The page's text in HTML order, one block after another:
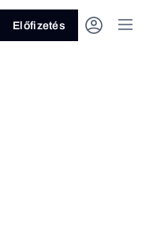
Előfizetés